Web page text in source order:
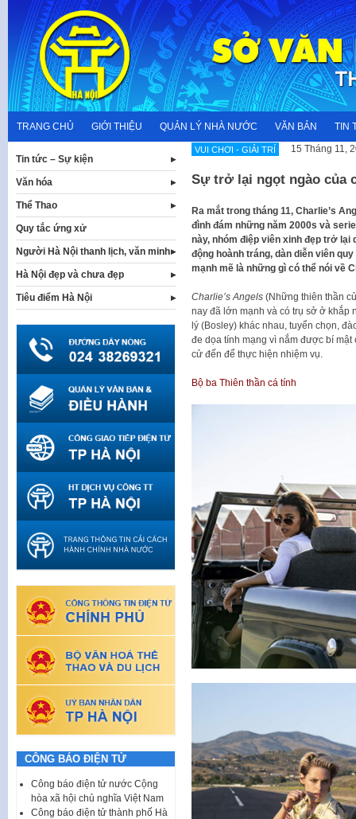
content
TRANG CHỦ GIỚI THIỆU QUẢN LÝ NHÀ NƯỚC VĂN BẢN TIN
VUI CHƠI - GIẢI TRÍ 15 Tháng 11,
Sự trở lại ngọt ngào của
Ra mắt trong tháng 11, Charlie’s
đình đám những năm 2000s và
này, nhóm điệp viên xinh đẹp trở
động hoành tráng, dàn diễn viên
mạnh mẽ là những gì có thể nói về
Charlie’s Angels(Những thiên thần
nay đã lớn mạnh và có trụ sở ở khắp
lý (Bosley) khác nhau, tuyển chọn,
đe dọa tính mạng vì nắm được bí
cử đến để thực hiện nhiệm vụ.
Bộ ba Thiên thần cá tính
Tin tức – Sự kiện
Văn hóa
Thể Thao
Quy tắc ứng xử
Người Hà Nội thanh lịch, văn minh
Hà Nội đẹp và chưa đẹp
Tiêu điểm Hà Nội
CÔNG BÁO ĐIỆN TỬ
Công báo điện tử nước Cộng
hòa xã hội chủ nghĩa Việt Nam
Công báo điện tử thành phố Hà